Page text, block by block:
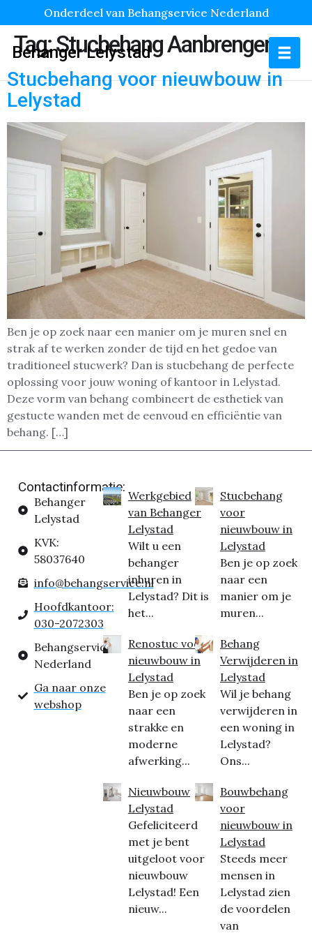
Onderdeel van Behangservice Nederland
Behanger Lelystad
Tag:Stucbehang Aanbrengen
Stucbehang voor nieuwbouw in
Lelystad
Ben je op zoek naar een manier om je muren snel en
strak af te werken zonder de tijd en het gedoe van
traditioneel stucwerk? Dan is stucbehang de perfecte
oplossing voor jouw woning of kantoor in Lelystad.
Deze vorm van behang combineert de esthetiek van
gestucte wanden met de eenvoud en efficiëntie van
behang. […]
Contactinformatie:
Behanger
Lelystad
KVK:
58037640
info@behangservice.nl
Hoofdkantoor:
030-2072303
Behangservice
Nederland
Ga naar onze
webshop
Werkgebied
van Behanger
Lelystad
Wilt u een
behanger
inhuren in
Lelystad? Dit is
het...
Renostuc voor
nieuwbouw in
Lelystad
Ben je op zoek
naar een
strakke en
moderne
afwerking...
Nieuwbouw
Lelystad
Gefeliciteerd
met je bent
uitgeloot voor
nieuwbouw
Lelystad! Een
nieuw...
Stucbehang
voor
nieuwbouw in
Lelystad
Ben je op zoek
naar een
manier om je
muren...
Behang
Verwijderen in
Lelystad
Wil je behang
verwijderen in
een woning in
Lelystad?
Ons...
Bouwbehang
voor
nieuwbouw in
Lelystad
Steeds meer
mensen in
Lelystad zien
de voordelen
van